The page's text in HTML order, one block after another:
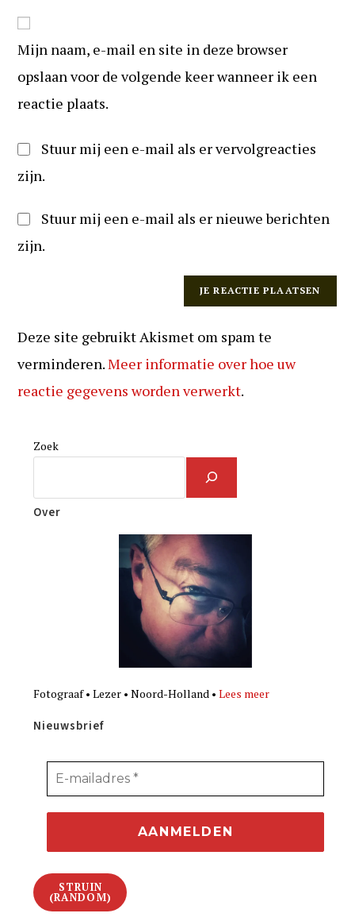
om
te
reageren
URL
in
(optioneel)
Mijn naam, e-mail en site in deze browser
opslaan voor de volgende keer wanneer ik een
reactie plaats.
Stuur mij een e-mail als er vervolgreacties
zijn.
Stuur mij een e-mail als er nieuwe berichten
zijn.
Deze site gebruikt Akismet om spam te
verminderen.Meer informatie over hoe uw
reactie gegevens worden verwerkt.
Zoek
Over
Fotograaf • Lezer • Noord-Holland •Lees meer
Nieuwsbrief
STRUIN
(RANDOM)